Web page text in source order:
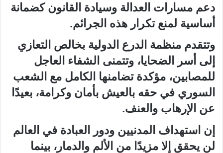
دعم مسارات العدالة وسيادة القانون كضمانة
أساسية لمنع تكرار هذه الجرائم.
وتتقدم منظمة الدرع الدولية بخالص التعازي
إلى أسر الضحايا، وتتمنى الشفاء العاجل
للمصابين، مؤكدة تضامنها الكامل مع الشعب
السوري في حقه بالعيش بأمان وكرامة، بعيدًا
عن الإرهاب والعنف.
إن استهداف المدنيين ودور العبادة في العالم
لن يحقق إلا مزيدًا من الألم والدمار، بينما